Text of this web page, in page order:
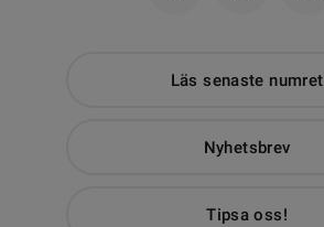
Läs senaste numret
Nyhetsbrev
Tipsa oss!